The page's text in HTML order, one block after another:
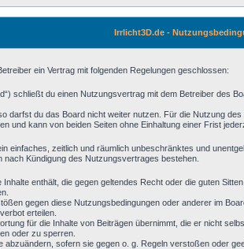
Irrlicht3D.de -
ein Vertrag mit folgenden Regelungen geschlossen:
schließt du einen Nutzungsvertrag mit dem Betreiber des
darfst du das Board nicht weiter nutzen. Für die Nutzung
und kann von beiden Seiten ohne Einhaltung einer Frist
einfaches, zeitlich und räumlich unbeschränktes und
Kündigung des Nutzungsvertrages bestehen.
enthält, die gegen geltendes Recht oder die guten
gegen diese Nutzungsbedingungen oder anderer im
erteilen.
für die Inhalte von Beiträgen übernimmt, die er nicht
oder zu sperren.
sofern sie gegen o. g. Regeln verstoßen oder